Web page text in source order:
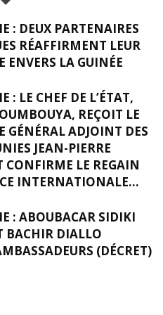
: DEUX PARTENAIRES
RÉAFFIRMENT LEUR
ENVERS LA GUINÉE
: LE CHEF DE L’ÉTAT,
REÇOIT LE
GÉNÉRAL ADJOINT DES
JEAN-PIERRE
CONFIRME LE REGAIN
INTERNATIONALE...
: ABOUBACAR SIDIKI
BACHIR DIALLO
(DÉCRET)